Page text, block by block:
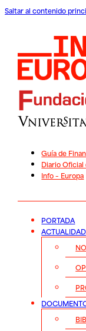
Saltar al contenido
Guía de
Diario Oficial
Info – Europa
PORTADA
ACTUALIDAD